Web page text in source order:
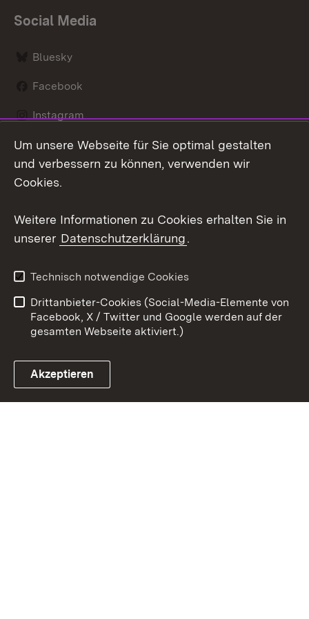
Social Media
Bluesky
Facebook
Instagram
LinkedIn
Link zum Landesportal
Datenschutz
Barrierefreiheit
Impressum
Cookies
Um unsere Webseite für Sie optimal gestalten
und verbessern zu können, verwenden wir
Cookies.
Weitere Informationen zu Cookies erhalten Sie in
unserer Datenschutzerklärung.
Technisch notwendige Cookies
Drittanbieter-Cookies (Social-Media-Elemente von
Facebook, X / Twitter und Google werden auf der
gesamten Webseite aktiviert.)
Akzeptieren